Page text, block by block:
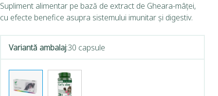
Supliment alimentar pe bază de extract de Gheara-mâței,
cu efecte benefice asupra sistemului imunitar și digestiv.
Variantă ambalaj:30 capsule